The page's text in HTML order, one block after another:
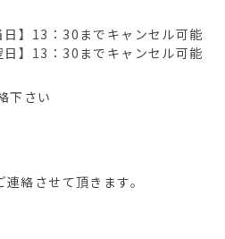
】13：30までキャンセル可能
】13：30までキャンセル可能
下さい
絡させて頂きます。